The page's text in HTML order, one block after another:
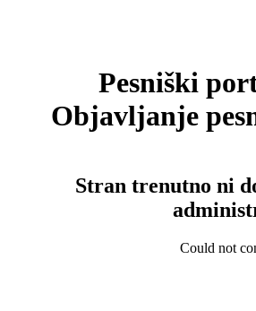
Pesniški
Objavljanje
Stran trenutno ni
Could not